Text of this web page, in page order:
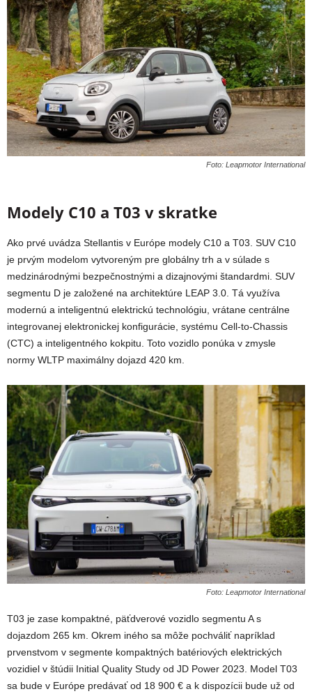
Foto: Leapmotor International
Modely C10 a T03 v skratke
Ako prvé uvádza Stellantis v Európe modely C10 a T03. SUV C10
je prvým modelom vytvoreným pre globálny trh a v súlade s
medzinárodnými bezpečnostnými a dizajnovými štandardmi. SUV
segmentu D je založené na architektúre LEAP 3.0. Tá využíva
modernú a inteligentnú elektrickú technológiu, vrátane centrálne
integrovanej elektronickej konfigurácie, systému Cell-to-Chassis
(CTC) a inteligentného kokpitu. Toto vozidlo ponúka v zmysle
normy WLTP maximálny dojazd 420 km.
Foto: Leapmotor International
T03 je zase kompaktné, päťdverové vozidlo segmentu A s
dojazdom 265 km. Okrem iného sa môže pochváliť napríklad
prvenstvom v segmente kompaktných batériových elektrických
vozidiel v štúdii Initial Quality Study od JD Power 2023. Model T03
sa bude v Európe predávať od 18 900 € a k dispozícii bude už od